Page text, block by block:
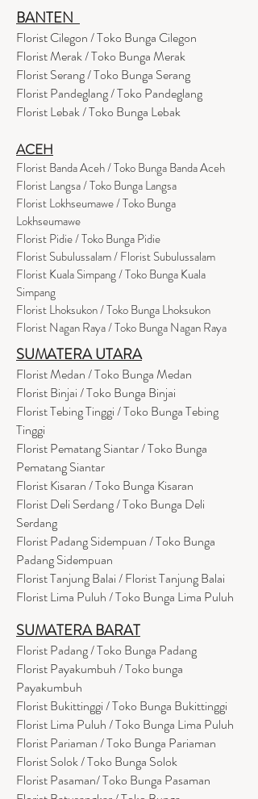
BANTEN
Florist Cilegon / Toko Bunga Cilegon
Florist Merak / Toko Bunga Merak
Florist Serang / Toko Bunga Serang
Florist Pandeglang / Toko Pandeglang
Florist Lebak / Toko Bunga Lebak
ACEH
Florist Banda Aceh / Toko Bunga Banda Aceh
Florist Langsa / Toko Bunga Langsa
Florist Lokhseumawe / Toko Bunga
Lokhseumawe
Florist Pidie / Toko Bunga Pidie
Florist Subulussalam / Florist Subulussalam
Florist Kuala Simpang / Toko Bunga Kuala
Simpang
Florist Lhoksukon / Toko Bunga Lhoksukon
Florist Nagan Raya / Toko Bunga Nagan Raya
SUMATERA UTARA
Florist Medan / Toko Bunga Medan
Florist Binjai / Toko Bunga Binjai
Florist Tebing Tinggi / Toko Bunga Tebing
Tinggi
Florist Pematang Siantar / Toko Bunga
Pematang Siantar
Florist Kisaran / Toko Bunga Kisaran
Florist Deli Serdang / Toko Bunga Deli
Serdang
Florist Padang Sidempuan / Toko Bunga
Padang Sidempuan
Florist Tanjung Balai / Florist Tanjung Balai
Florist Lima Puluh / Toko Bunga Lima Puluh
SUMATERA BARAT
Florist Padang / Toko Bunga Padang
Florist Payakumbuh / Toko bunga
Payakumbuh
Florist Bukittinggi / Toko Bunga Bukittinggi
Florist Lima Puluh / Toko Bunga Lima Puluh
Florist Pariaman / Toko Bunga Pariaman
Florist Solok / Toko Bunga Solok
Florist Pasaman/ Toko Bunga Pasaman